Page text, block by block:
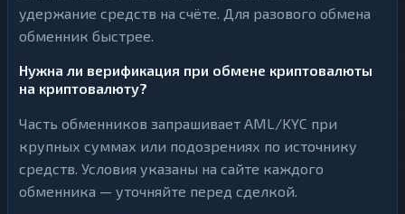
удержание средств на счёте. Для разового обмена
обменник быстрее.
Нужна ли верификация при обмене криптовалюты
на криптовалюту?
Часть обменников запрашивает AML/KYC при
крупных суммах или подозрениях по источнику
средств. Условия указаны на сайте каждого
обменника — уточняйте перед сделкой.